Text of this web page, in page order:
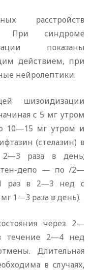
расстройств
При синдроме
показаны
действием, при
нейролептики.
шизоидизации
с 5 мг утром
10—15 мг утром и
(стелазин) в
раза в день;
депо — по /2—
раз в 2—3 нед с
1—3 раза в день).
через 2—
течение 2—4 нед
Длительная
в случаях,